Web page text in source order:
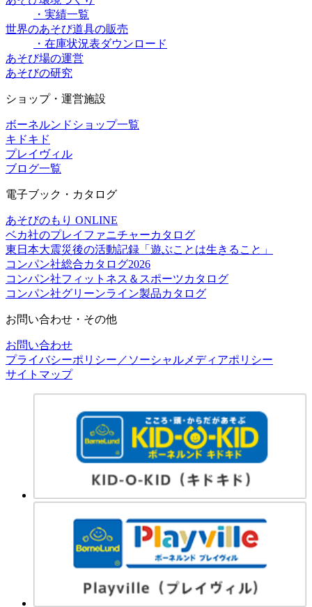
・実績一覧
世界のあそび道具の販売
・在庫状況表ダウンロード
あそび場の運営
あそびの研究
ショップ・運営施設
ボーネルンドショップ一覧
キドキド
プレイヴィル
ブログ一覧
電子ブック・カタログ
あそびのもり ONLINE
ベカ社のプレイファニチャーカタログ
東日本大震災後の活動記録「遊ぶことは生きること」
コンパン社総合カタログ2026
コンパン社フィットネス＆スポーツカタログ
コンパン社グリーンライン製品カタログ
お問い合わせ・その他
お問い合わせ
プライバシーポリシー／ソーシャルメディアポリシー
サイトマップ